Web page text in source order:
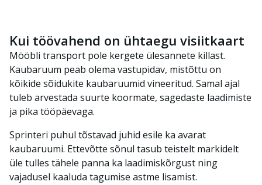
Kui töövahend on ühtaegu visiitkaart
Mööbli transport pole kergete ülesannete killast.
Kaubaruum peab olema vastupidav, mistõttu on
kõikide sõidukite kaubaruumid vineeritud. Samal ajal
tuleb arvestada suurte koormate, sagedaste laadimiste
ja pika tööpäevaga.
Sprinteri puhul tõstavad juhid esile ka avarat
kaubaruumi. Ettevõtte sõnul tasub teistelt markidelt
üle tulles tähele panna ka laadimiskõrgust ning
vajadusel kaaluda tagumise astme lisamist.